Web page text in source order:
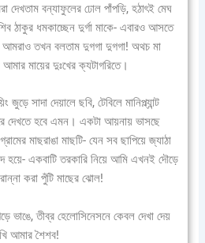
বন্যাফুলের ঢোল পাঁপড়ি, হঠাৎই মেঘ
ঠাকুর ধমকাচ্ছেন দুর্গা মাকে- এবারও আসতে
আমরাও তখন বলতাম দুগগা দুগগা! অথচ মা
মায়ের দুঃখের ক্যটাগরিতে।
সাদা দেয়ালে ছবি, টেবিলে মানিপ্ল্যান্ট
দেখতে হবে এমন। একটা আয়নায় ভাসছে
মাছরাঙা মাছটি- যেন সব ছাপিয়ে জ্যাঠা
হয়ে- একবাটি তরকারি নিয়ে আমি এখনই দৌড়ে
করা পুঁটি মাছের ঝোল!
তীব্র হেলোসিনেসনে কেবল দেখা দেয়
আমার শৈশব!